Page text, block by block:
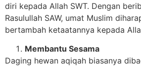
diri kepada Allah SWT. Dengan
Rasulullah SAW, umat Muslim
bertambah ketaatannya kepada
Membantu Sesama
Daging hewan aqiqah biasanya